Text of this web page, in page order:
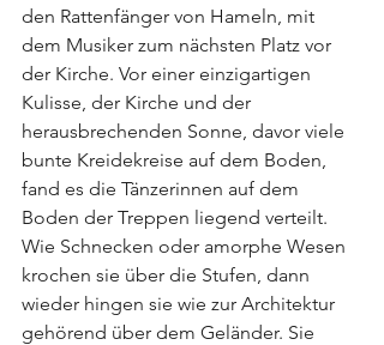
den Rattenfänger von Hameln, mit
dem Musiker zum nächsten Platz vor
der Kirche. Vor einer einzigartigen
Kulisse, der Kirche und der
herausbrechenden Sonne, davor viele
bunte Kreidekreise auf dem Boden,
fand es die Tänzerinnen auf dem
Boden der Treppen liegend verteilt.
Wie Schnecken oder amorphe Wesen
krochen sie über die Stufen, dann
wieder hingen sie wie zur Architektur
gehörend über dem Geländer. Sie